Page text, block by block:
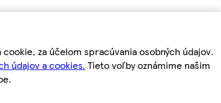
za účelom spracúvania osobných údajov.
údajov a cookies. Tieto voľby oznámime našim